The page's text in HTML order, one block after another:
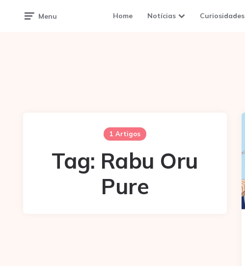
Menu Home Notícias Curiosidades
1 Artigos
Tag: Rabu Oru
Pure